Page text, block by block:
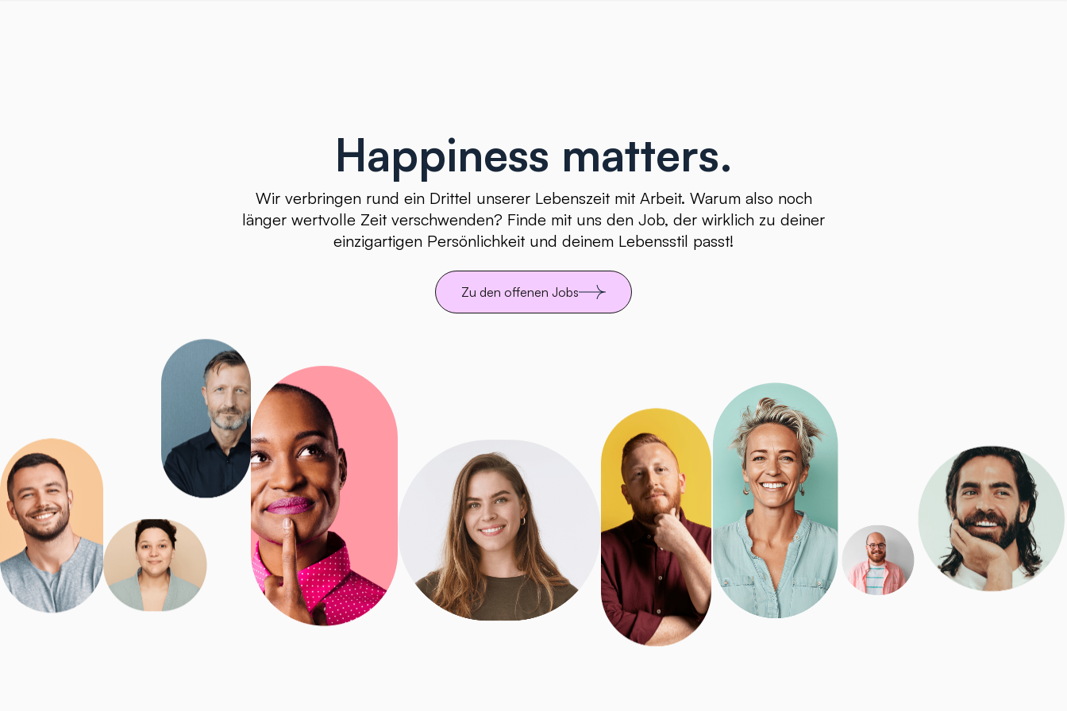
Happiness matters.
Wir verbringen rund ein Drittel unserer Lebenszeit mit Arbeit. Warum also noch
länger wertvolle Zeit verschwenden? Finde mit uns den Job, der wirklich zu deiner
einzigartigen Persönlichkeit und deinem Lebensstil passt!
Zu den offenen Jobs